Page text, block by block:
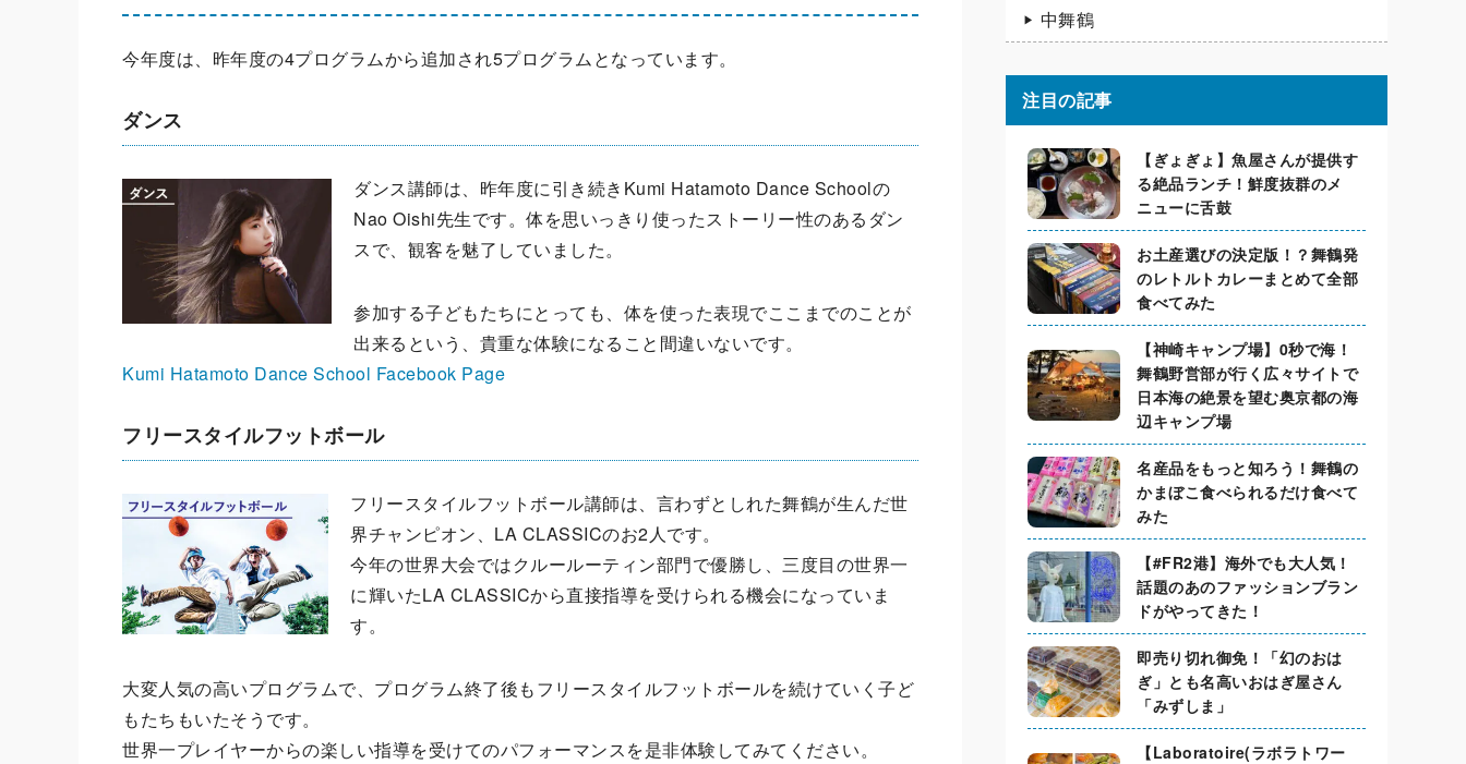
今年度は、昨年度の4プログラムから追加され5プログラムとなっています。
ダンス
ダンス講師は、昨年度に引き続きKumi Hatamoto Dance Schoolの
Nao Oishi先生です。体を思いっきり使ったストーリー性のあるダン
スで、観客を魅了していました。
参加する子どもたちにとっても、体を使った表現でここまでのことが
出来るという、貴重な体験になること間違いないです。
Kumi Hatamoto Dance School Facebook Page
フリースタイルフットボール
フリースタイルフットボール講師は、言わずとしれた舞鶴が生んだ世
界チャンピオン、LA CLASSICのお2人です。
今年の世界大会ではクルールーティン部門で優勝し、三度目の世界一
に輝いたLA CLASSICから直接指導を受けられる機会になっていま
す。
大変人気の高いプログラムで、プログラム終了後もフリースタイルフットボールを続けていく子ど
もたちもいたそうです。
世界一プレイヤーからの楽しい指導を受けてのパフォーマンスを是非体験してみてください。
中舞鶴
注目の記事
【ぎょぎょ】魚屋さんが提供す
る絶品ランチ！鮮度抜群のメ
ニューに舌鼓
お土産選びの決定版！？舞鶴発
のレトルトカレーまとめて全部
食べてみた
【神崎キャンプ場】0秒で海！
舞鶴野営部が行く広々サイトで
日本海の絶景を望む奥京都の海
辺キャンプ場
名産品をもっと知ろう！舞鶴の
かまぼこ食べられるだけ食べて
みた
【#FR2港】海外でも大人気！
話題のあのファッションブラン
ドがやってきた！
即売り切れ御免！「幻のおは
ぎ」とも名高いおはぎ屋さん
「みずしま」
【Laboratoire(ラボラトワー